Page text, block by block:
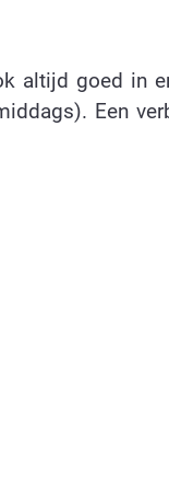
altijd goed in
Een